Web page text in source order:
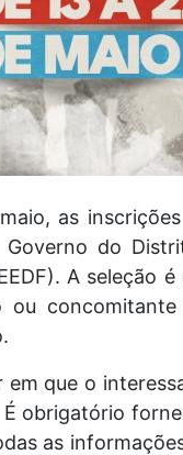
as
do
A seleção
concomitante
que o
obrigatório
as